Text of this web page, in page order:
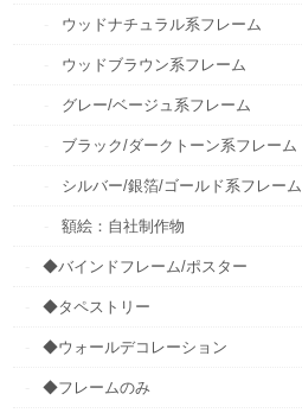
ウッドナチュラル系フレーム
ウッドブラウン系フレーム
グレー/ベージュ系フレーム
ブラック/ダークトーン系フレーム
シルバー/銀箔/ゴールド系フレーム
額絵：自社制作物
◆バインドフレーム/ポスター
◆タペストリー
◆ウォールデコレーション
◆フレームのみ